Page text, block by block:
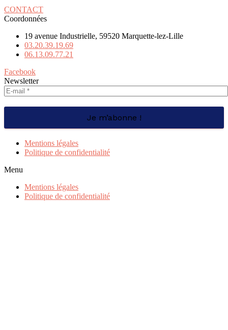
CONTACT
Coordonnées
19 avenue Industrielle, 59520 Marquette-lez-Lille
03.20.39.19.69
06.13.09.77.21
Facebook
Newsletter
Mentions légales
Politique de confidentialité
Menu
Mentions légales
Politique de confidentialité